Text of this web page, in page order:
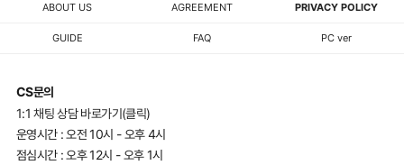
ABOUT US AGREEMENT PRIVACY POLICY
GUIDE FAQ PC ver
CS문의
1:1 채팅 상담 바로가기(클릭)
운영시간 : 오전 10시 - 오후 4시
점심시간 : 오후 12시 - 오후 1시